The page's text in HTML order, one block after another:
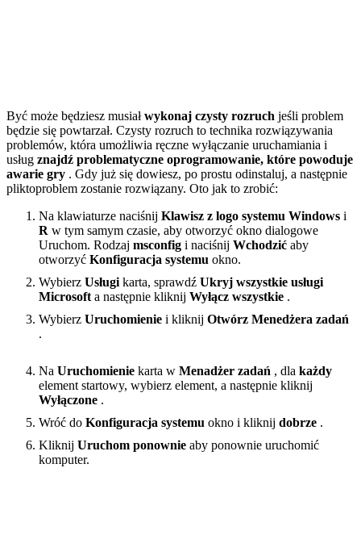
Być może będziesz musiał wykonaj czysty rozruch jeśli problem
będzie się powtarzał. Czysty rozruch to technika rozwiązywania
problemów, która umożliwia ręczne wyłączanie uruchamiania i
usług znajdź problematyczne oprogramowanie, które powoduje
awarie gry . Gdy już się dowiesz, po prostu odinstaluj, a następnie
pliktoproblem zostanie rozwiązany. Oto jak to zrobić:
Na klawiaturze naciśnij Klawisz z logo systemu Windows i
R w tym samym czasie, aby otworzyć okno dialogowe
Uruchom. Rodzaj msconfig i naciśnij Wchodzić aby
otworzyć Konfiguracja systemu okno.
Wybierz Usługi karta, sprawdź Ukryj wszystkie usługi
Microsoft a następnie kliknij Wyłącz wszystkie .
Wybierz Uruchomienie i kliknij Otwórz Menedżera zadań
.
Na Uruchomienie karta w Menadżer zadań , dla każdy
element startowy, wybierz element, a następnie kliknij
Wyłączone .
Wróć do Konfiguracja systemu okno i kliknij dobrze .
Kliknij Uruchom ponownie aby ponownie uruchomić
komputer.